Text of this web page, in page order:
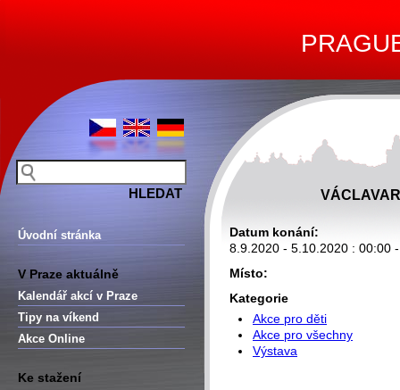
Úvodní stránka
V Praze aktuálně
Kalendář akcí v Praze
Tipy na víkend
Akce Online
Ke stažení
Datum konání:
8.9.2020 - 5.10.2020 : 00:00
Místo:
Kategorie
Akce pro děti
Akce pro všechny
Výstava